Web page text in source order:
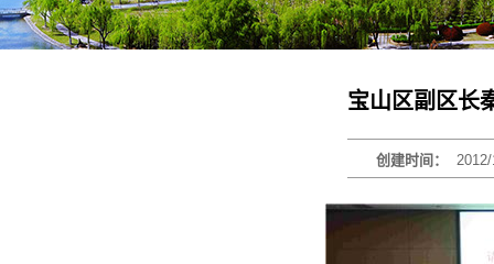
宝山区副区长
创建时间：